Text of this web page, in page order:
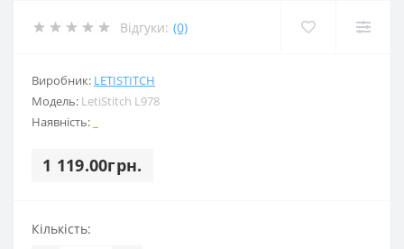
Відгуки: (0)
Виробник: LETISTITCH
Модель: LetiStitch L978
Наявність:
1 119.00грн.
Кількість: